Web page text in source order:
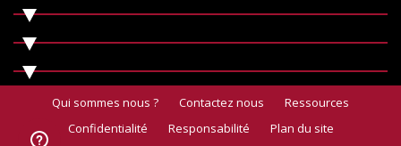
Qui sommes nous ? Contactez nous
Ressources
Confidentialité
Responsabilité Plan du site